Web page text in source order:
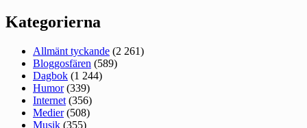
Kategorierna
Allmänt tyckande (2 261)
Bloggosfären (589)
Dagbok (1 244)
Humor(339)
Internet (356)
Medier(508)
Musik (355)